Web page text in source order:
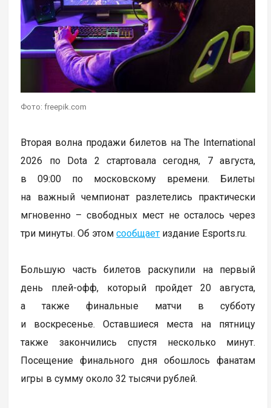
Фото: freepik.com
Вторая волна продажи билетов на The International
2026 по Dota 2 стартовала сегодня, 7 августа,
в 09:00 по московскому времени. Билеты
на важный чемпионат разлетелись практически
мгновенно – свободных мест не осталось через
три минуты. Об этомсообщает издание Esports.ru.
Большую часть билетов раскупили на первый
день плей-офф, который пройдет 20 августа,
а также финальные матчи в субботу
и воскресенье. Оставшиеся места на пятницу
также закончились спустя несколько минут.
Посещение финального дня обошлось фанатам
игры в сумму около 32 тысячи рублей.